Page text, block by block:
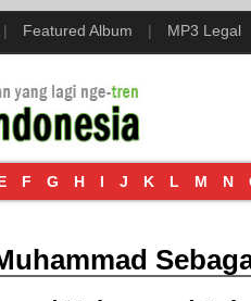
| Featured Album | MP3 Legal
F G H I J K L M N